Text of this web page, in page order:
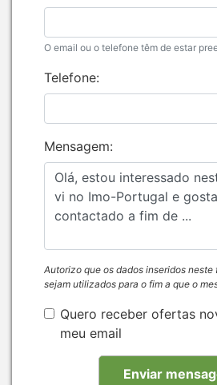
O email ou o telefone têm de estar
Telefone:
Mensagem:
Autorizo que os dados inseridos neste
sejam utilizados para o fim a que o
Quero receber ofertas
meu email